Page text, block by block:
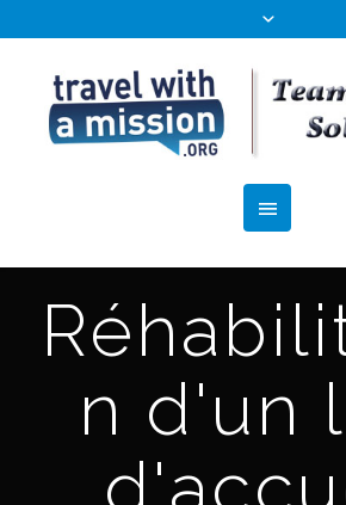
n d'un